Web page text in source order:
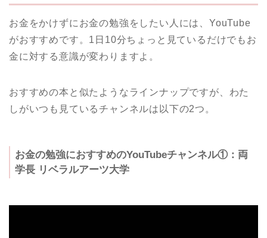
お金をかけずにお金の勉強をしたい人には、YouTube
がおすすめです。1日10分ちょっと見ているだけでもお
金に対する意識が変わりますよ。
おすすめの本と似たようなラインナップですが、わた
しがいつも見ているチャンネルは以下の2つ。
お金の勉強におすすめのYouTubeチャンネル①：両
学長 リベラルアーツ大学